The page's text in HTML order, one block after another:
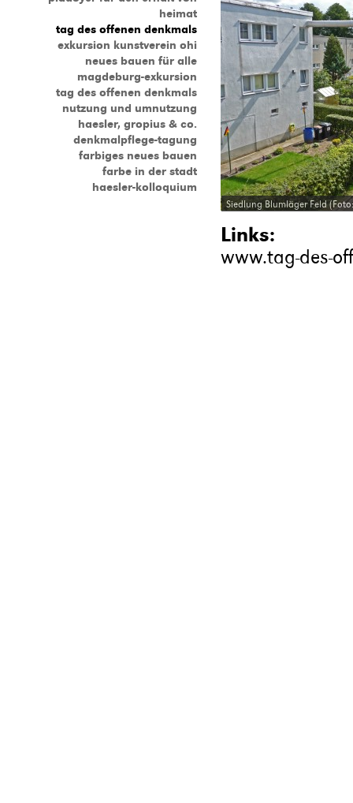
heimat
tag des offenen denkmals
exkursion kunstverein ohi
neues bauen für alle
magdeburg-exkursion
tag des offenen denkmals
nutzung und umnutzung
haesler, gropius & co.
denkmalpflege-tagung
farbiges neues bauen
farbe in der stadt
haesler-kolloquium
Siedlung Blumläger Feld
Links:
www.tag-des-